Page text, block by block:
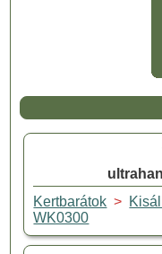
Kertbarátok >
WK0300